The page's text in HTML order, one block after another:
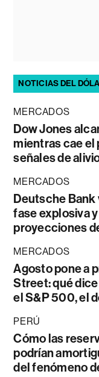
NOTICIAS DEL
MERCADOS
Dow Jones
mientras cae el
señales de
MERCADOS
Deutsche Bank
fase explosiva
proyecciones
MERCADOS
Agosto pone a
Street: qué
el S&P 500, el
PERÚ
Cómo las
podrían
del fenómeno